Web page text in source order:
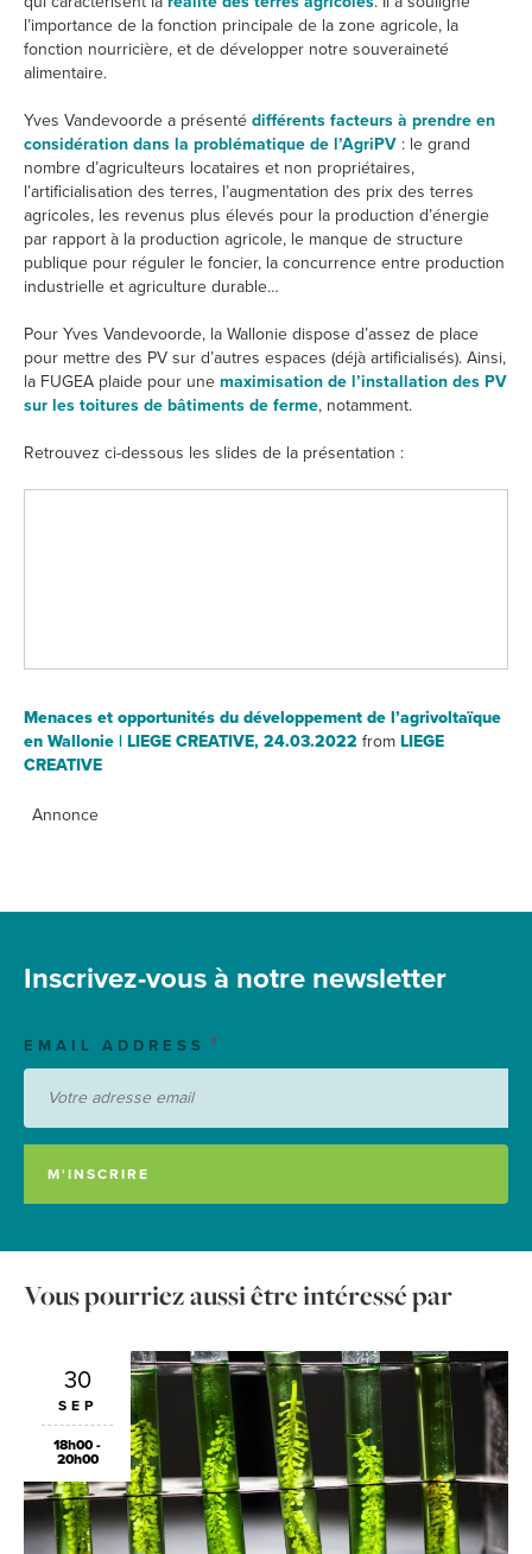
l’importance de la fonction principale de la zone agricole, la
fonction nourricière, et de développer notre souveraineté
alimentaire.
Yves Vandevoorde a présenté différents facteurs à prendre en
considération dans la problématique de l’AgriPV : le grand
nombre d’agriculteurs locataires et non propriétaires,
l’artificialisation des terres, l’augmentation des prix des terres
agricoles, les revenus plus élevés pour la production d’énergie
par rapport à la production agricole, le manque de structure
publique pour réguler le foncier, la concurrence entre production
industrielle et agriculture durable…
Pour Yves Vandevoorde, la Wallonie dispose d’assez de place
pour mettre des PV sur d’autres espaces (déjà artificialisés). Ainsi,
la FUGEA plaide pour une maximisation de l’installation des PV
sur les toitures de bâtiments de ferme, notamment.
Retrouvez ci-dessous les slides de la présentation :
Menaces et opportunités du développement de l’agrivoltaïque
en Wallonie | LIEGE CREATIVE, 24.03.2022 from LIEGE
CREATIVE
Annonce
Inscrivez-vous à notre newsletter
EMAIL ADDRESS
Vous pourriez aussi être intéressé par
30
SEP
18h00 -
20h00